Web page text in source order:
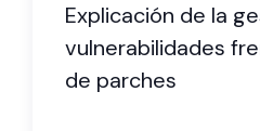
Explicación de la
vulnerabilidades
de parches